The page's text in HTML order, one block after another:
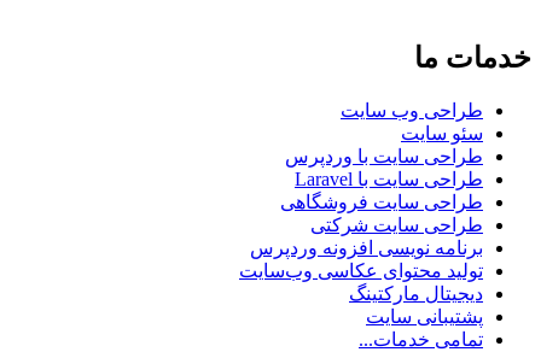
خدمات ما
طراحی وب سایت
سئو سایت
طراحی سایت با وردپرس
طراحی سایت با Laravel
طراحی سایت فروشگاهی
طراحی سایت شرکتی
برنامه نویسی افزونه وردپرس
تولید محتوای عکاسی وب‌سایت
دیجیتال مارکتینگ
پشتیبانی سایت
تمامی خدمات...